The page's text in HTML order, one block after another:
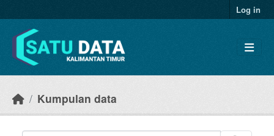
Log in
Kumpulan data